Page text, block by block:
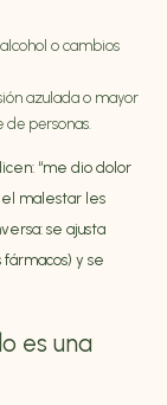
o cambios
azulada o mayor
de personas.
“me dio dolor
el malestar les
se ajusta
y se
es una